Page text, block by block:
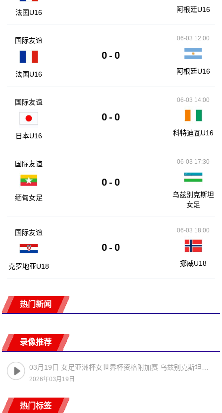
法国U16 阿根廷U16
国际友谊
法国U16
0 - 0
06-03 12:00
阿根廷U16
国际友谊
日本U16
0 - 0
06-03 14:00
科特迪瓦U16
国际友谊
缅甸女足
0 - 0
06-03 17:30
乌兹别克斯坦
女足
国际友谊
克罗地亚U18
0 - 0
06-03 18:00
挪威U18
热门新闻
录像推荐
03月19日 女足亚洲杯女世界杯资格附加赛 乌兹别克斯坦女足vs菲律宾女足 全场录像
2026年03月19日
热门标签